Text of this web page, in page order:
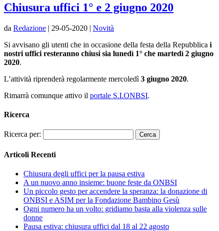
Chiusura uffici 1° e 2 giugno 2020
da Redazione | 29-05-2020 | Novità
Si avvisano gli utenti che in occasione della festa della Repubblica i
nostri uffici resteranno chiusi sia lunedì 1° che martedì 2 giugno
2020.
L’attività riprenderà regolarmente mercoledì 3 giugno 2020.
Rimarrà comunque attivo il portale S.I.ONBSI.
Ricerca
Ricerca per:
Articoli Recenti
Chiusura degli uffici per la pausa estiva
A un nuovo anno insieme: buone feste da ONBSI
Un piccolo gesto per accendere la speranza: la donazione di
ONBSI e ASIM per la Fondazione Bambino Gesù
Ogni numero ha un volto: gridiamo basta alla violenza sulle
donne
Pausa estiva: chiusura uffici dal 18 al 22 agosto